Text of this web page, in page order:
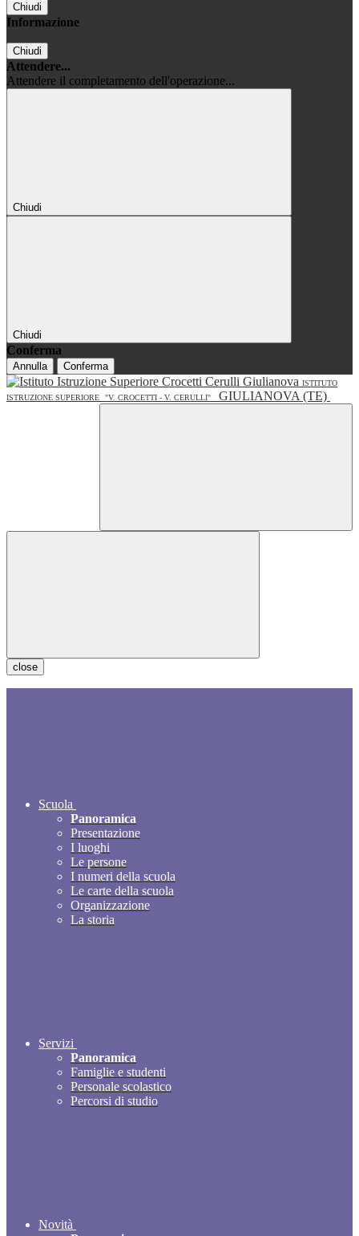
Chiudi
Informazione
Chiudi
Attendere...
Attendere il completamento dell'operazione...
Chiudi
Chiudi
Conferma
Annulla Conferma
ISTITUTO
ISTRUZIONE SUPERIORE
"V. CROCETTI - V. CERULLI" GIULIANOVA (TE)
close
Scuola
Panoramica
Presentazione
I luoghi
Le persone
I numeri della scuola
Le carte della scuola
Organizzazione
La storia
Servizi
Panoramica
Famiglie e studenti
Personale scolastico
Percorsi di studio
Novità